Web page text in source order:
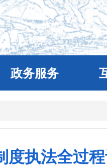
政务服务
执法全过